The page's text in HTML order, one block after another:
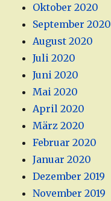
Oktober 2020
September 2020
August 2020
Juli 2020
Juni 2020
Mai 2020
April 2020
März 2020
Februar 2020
Januar 2020
Dezember 2019
November 2019